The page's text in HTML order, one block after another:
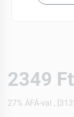
2349 Ft
27% ÁFÁ-val ,